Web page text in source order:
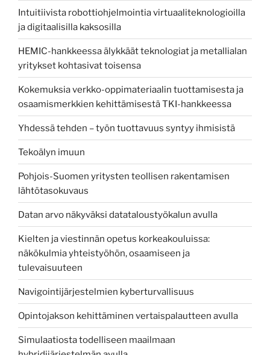
Intuitiivista robottiohjelmointia virtuaaliteknologioilla
ja digitaalisilla kaksosilla
HEMIC-hankkeessa älykkäät teknologiat ja metallialan
yritykset kohtasivat toisensa
Kokemuksia verkko-oppimateriaalin tuottamisesta ja
osaamismerkkien kehittämisestä TKI-hankkeessa
Yhdessä tehden – työn tuottavuus syntyy ihmisistä
Tekoälyn imuun
Pohjois-Suomen yritysten teollisen rakentamisen
lähtötasokuvaus
Datan arvo näkyväksi datataloustyökalun avulla
Kielten ja viestinnän opetus korkeakouluissa:
näkökulmia yhteistyöhön, osaamiseen ja
tulevaisuuteen
Navigointijärjestelmien kyberturvallisuus
Opintojakson kehittäminen vertaispalautteen avulla
Simulaatiosta todelliseen maailmaan